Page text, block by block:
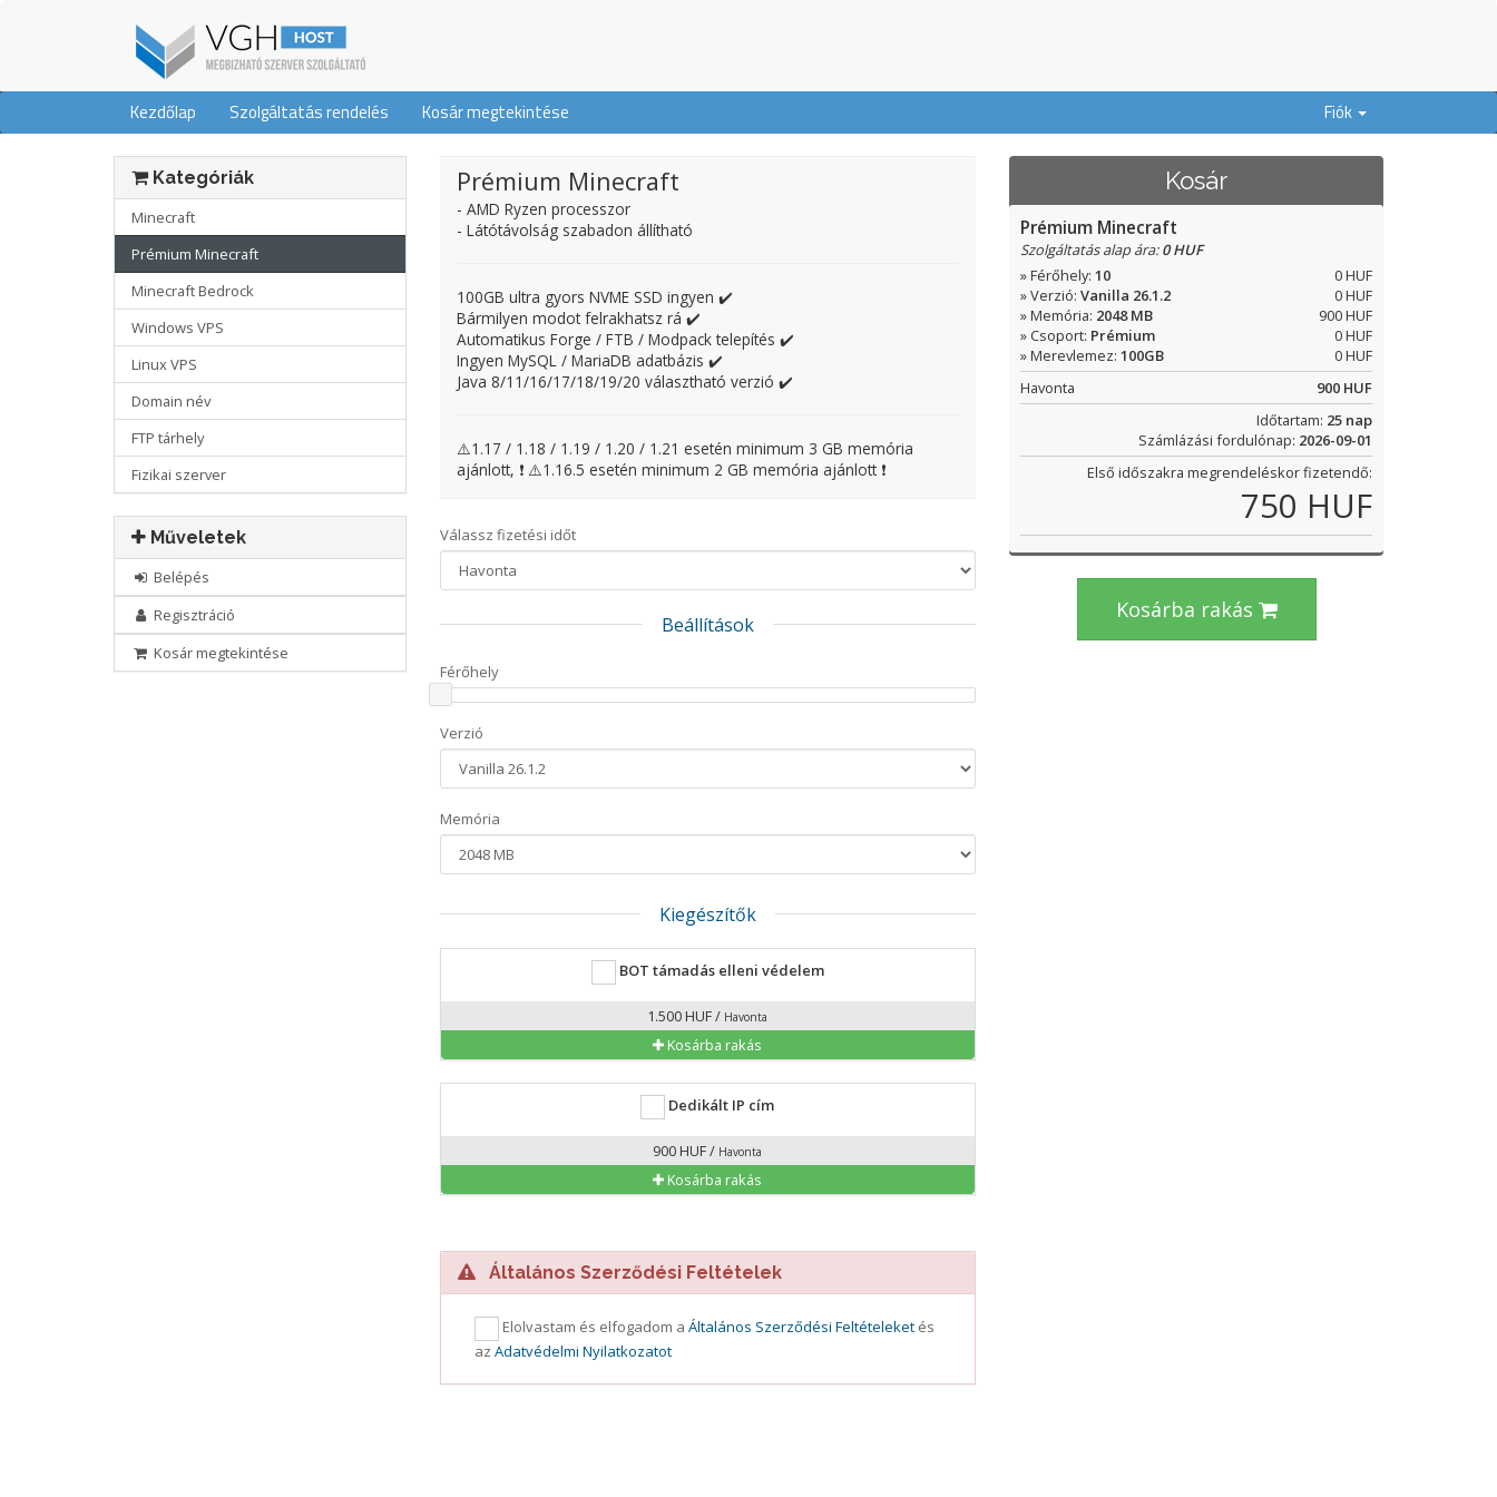
Kezdőlap Szolgáltatás rendelés Kosár megtekintése Fiók
Kategóriák
Minecraft
Prémium Minecraft
Minecraft Bedrock
Windows VPS
Linux VPS
Domain név
FTP tárhely
Fizikai szerver
Műveletek
Belépés
Regisztráció
Kosár megtekintése
Prémium Minecraft
- AMD Ryzen processzor
- Látótávolság szabadon állítható
100GB ultra gyors NVME SSD ingyen ✔️
Bármilyen modot felrakhatsz rá ✔️
Automatikus Forge / FTB / Modpack telepítés ✔️
Ingyen MySQL / MariaDB adatbázis ✔️
Java 8/11/16/17/18/19/20 választható verzió ✔️
⚠️1.17 / 1.18 / 1.19 / 1.20 / 1.21 esetén minimum 3 GB memória
ajánlott, ❗ ⚠️1.16.5 esetén minimum 2 GB memória ajánlott ❗
Válassz fizetési időt
Beállítások
Férőhely
Verzió
Memória
Kiegészítők
BOT támadás elleni védelem
1.500 HUF / Havonta
Kosárba rakás
Dedikált IP cím
900 HUF / Havonta
Kosárba rakás
Általános Szerződési Feltételek
Elolvastam és elfogadom a Általános Szerződési Feltételeketés
az Adatvédelmi Nyilatkozatot
Kosár
Prémium Minecraft
Szolgáltatás alap ára:0 HUF
» Férőhely:10
0 HUF
» Verzió:Vanilla 26.1.2
0 HUF
» Memória: 2048 MB
900 HUF
» Csoport: Prémium
0 HUF
» Merevlemez:100GB
0 HUF
Havonta
900 HUF
Időtartam: 25 nap
Számlázási fordulónap: 2026-09-01
Első időszakra megrendeléskor fizetendő:
750 HUF
Kosárba rakás